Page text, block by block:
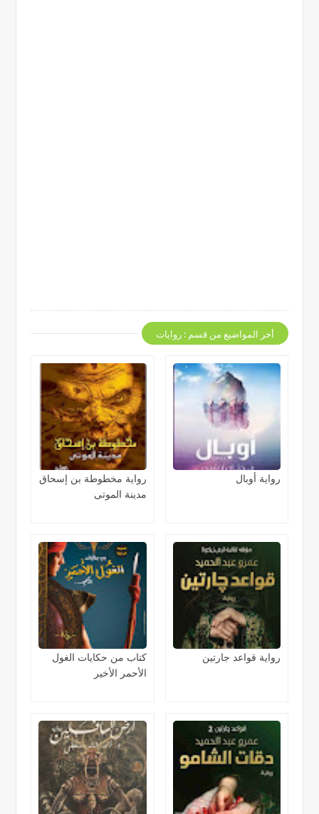
أخر المواضيع من قسم : روايات
رواية أوبال
رواية مخطوطة بن إسحاق
مدينة الموتى
رواية قواعد جارتين
كتاب من حكايات الغول
الأحمر الأخير